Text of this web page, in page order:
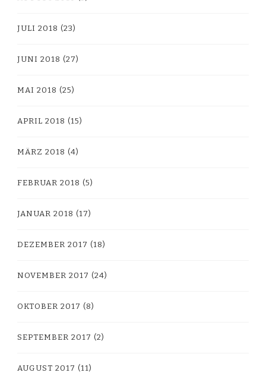
JULI 2018 (23)
JUNI 2018 (27)
MAI 2018 (25)
APRIL 2018 (15)
MÄRZ 2018 (4)
FEBRUAR 2018 (5)
JANUAR 2018 (17)
DEZEMBER 2017 (18)
NOVEMBER 2017 (24)
OKTOBER 2017 (8)
SEPTEMBER 2017 (2)
AUGUST 2017 (11)